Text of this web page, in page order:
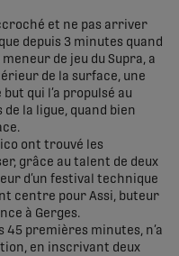
et ne pas arriver
depuis 3 minutes quand
de jeu du Supra, a
de la surface, une
qui l’a propulsé au
la ligue, quand bien
ont trouvé les
grâce au talent de deux
d’un festival technique
centre pour Assi, buteur
à Gerges.
45 premières minutes, n’a
en inscrivant deux